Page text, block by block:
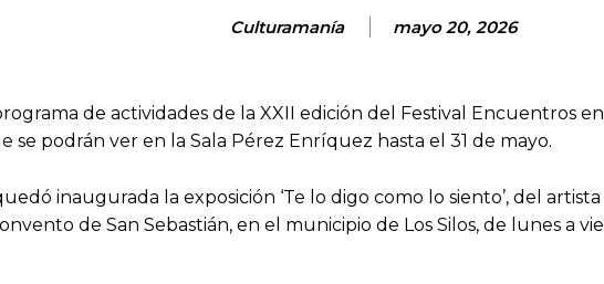
Culturamanía mayo 20, 2026
de actividades de la XXII edición del Festival Encuentros
se podrán ver en la Sala Pérez Enríquez hasta el 31 de mayo.
inaugurada la exposición ‘Te lo digo como lo siento’, del
de San Sebastián, en el municipio de Los Silos, de lunes a